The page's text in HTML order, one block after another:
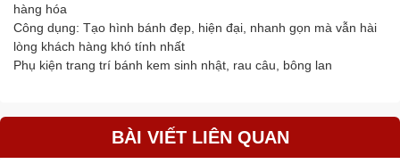
hàng hóa
Công dụng: Tạo hình bánh đẹp, hiện đại, nhanh gọn mà vẫn hài
lòng khách hàng khó tính nhất
Phụ kiện trang trí bánh kem sinh nhật, rau câu, bông lan
BÀI VIẾT LIÊN QUAN